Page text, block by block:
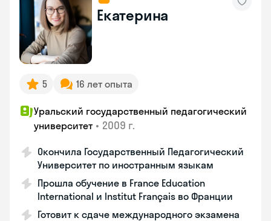
Екатерина
5 16 лет опыта
Уральский государственный педагогический
университет • 2009 г.
Окончила Государственный Педагогический
Университет по иностранным языкам
Прошла обучение в France Education
International и Institut Français во Франции
Готовит к сдаче международного экзамена